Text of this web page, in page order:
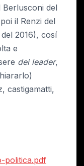
Berlusconi del
il Renzi del
2016), cosí
e
dei leader,
castigamatti,
politica.pdf